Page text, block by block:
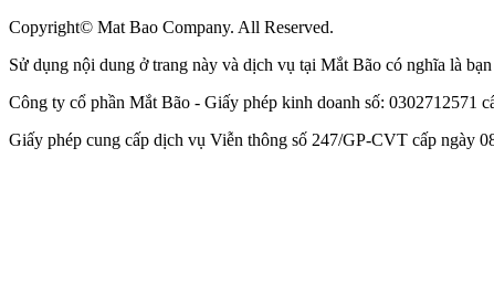
Copyright© Mat Bao Company. All Reserved.
Sử dụng nội dung ở trang này và dịch vụ tại Mắt Bão có nghĩa là
Công ty cổ phần Mắt Bão - Giấy phép kinh doanh số:
Giấy phép cung cấp dịch vụ Viễn thông số 247/GP-CVT cấp ngày